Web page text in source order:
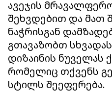
ავეჯის
შეხვდებით და მათ
ნაჭრისგან
გთავაზობთ
დიზაინის ნუველას
რომელიც თქვენს
სტილს შეეფერება.